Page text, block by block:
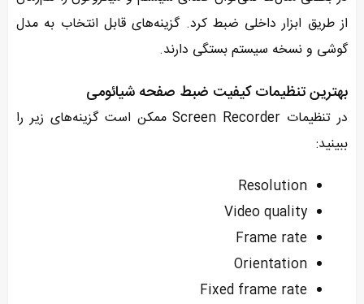
از طریق ابزار داخلی ضبط کرد. گزینه‌های قابل انتخاب به مدل
گوشی و نسخه سیستم بستگی دارند.
بهترین تنظیمات کیفیت ضبط صفحه شیائومی
در تنظیمات Screen Recorder ممکن است گزینه‌های زیر را
ببینید:
Resolution
Video quality
Frame rate
Orientation
Fixed frame rate